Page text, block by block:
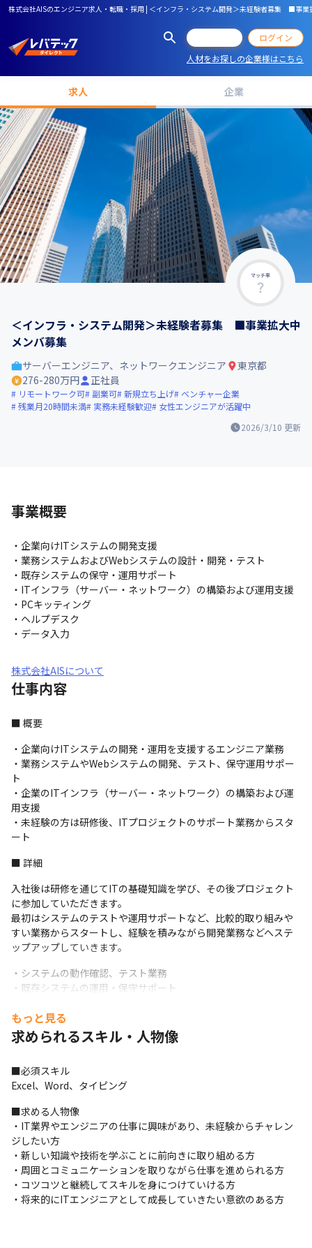
株式会社AISのエンジニア求人・転職・採用 | ＜インフラ・システム開発＞未経験者募集 ■事業
ログイン
人材をお探しの企業様はこちら
求人 企業
マッチ率
＜インフラ・システム開発＞未経験者募集 ■事業拡大中
メンバ募集
2026/3/10 更新
サーバーエンジニア、ネットワークエンジニア
東京都
276-280万円
正社員
リモートワーク可 副業可 新規立ち上げ
ベンチャー企業
残業月20時間未満
実務未経験歓迎 女性エンジニアが活躍中
事業概要
・企業向けITシステムの開発支援
・業務システムおよびWebシステムの設計・開発・テスト
・既存システムの保守・運用サポート
・ITインフラ（サーバー・ネットワーク）の構築および運用支援
・PCキッティング
・ヘルプデスク
・データ入力
株式会社AISについて
仕事内容
■ 概要
・企業向けITシステムの開発・運用を支援するエンジニア業務
・業務システムやWebシステムの開発、テスト、保守運用サポー
ト
・企業のITインフラ（サーバー・ネットワーク）の構築および運
用支援
・未経験の方は研修後、ITプロジェクトのサポート業務からスタ
ート
■ 詳細
入社後は研修を通じてITの基礎知識を学び、その後プロジェクト
に参加していただきます。
最初はシステムのテストや運用サポートなど、比較的取り組みや
すい業務からスタートし、経験を積みながら開発業務などへステ
ップアップしていきます。
・システムの動作確認、テスト業務
・既存システムの運用・保守サポート
・サーバーやネットワークの監視・運用サポート
・ドキュメント作成や開発チームのサポート業務
ます。
・システム設計やプログラミング
・クラウド環境の構築・運用
・プロジェクトの進行サポート
■ 開発環境（プロジェクト例）
・開発言語：Java、Python、JavaScript、C# など
・フレームワーク：Spring、React、Vue.js など
もっと見る
求められるスキル・人物像
■必須スキル
Excel、Word、タイピング
■求める人物像
・IT業界やエンジニアの仕事に興味があり、未経験からチャレン
ジしたい方
・新しい知識や技術を学ぶことに前向きに取り組める方
・周囲とコミュニケーションを取りながら仕事を進められる方
・コツコツと継続してスキルを身につけていける方
・将来的にITエンジニアとして成長していきたい意欲のある方